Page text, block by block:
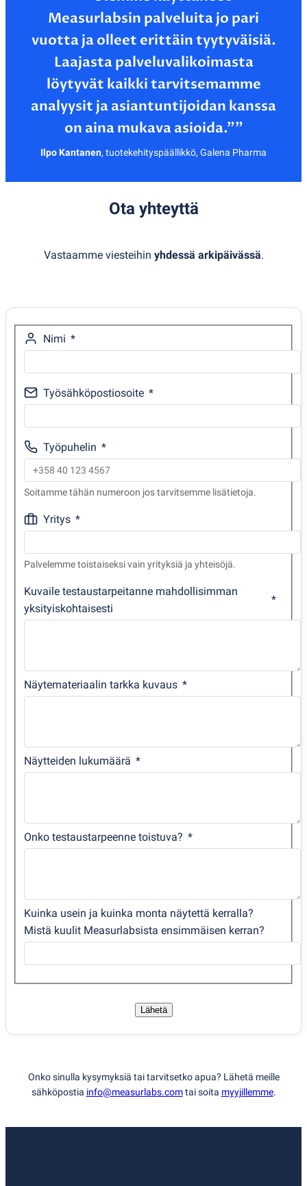
Measurlabsin palveluita jo pari
vuotta ja olleet erittäin tyytyväisiä.
Laajasta palveluvalikoimasta
löytyvät kaikki tarvitsemamme
analyysit ja asiantuntijoidan kanssa
Ilpo Kantanen, tuotekehityspäällikkö, Galena Pharma
Ota yhteyttä
Vastaamme viesteihin yhdessä arkipäivässä.
Nimi
Työsähköpostiosoite
Työpuhelin
Soitamme tähän numeroon jos tarvitsemme lisätietoja.
Yritys
Palvelemme toistaiseksi vain yrityksiä ja yhteisöjä.
Kuvaile testaustarpeitanne mahdollisimman
yksityiskohtaisesti
Näytemateriaalin tarkka kuvaus
Näytteiden lukumäärä
Onko testaustarpeenne toistuva?
Kuinka usein ja kuinka monta näytettä kerralla?
Mistä kuulit Measurlabsista ensimmäisen kerran?
Lähetä
Onko sinulla kysymyksiä tai tarvitsetko apua? Lähetä meille
sähköpostia info@measurlabs.comtai soita myyjillemme.